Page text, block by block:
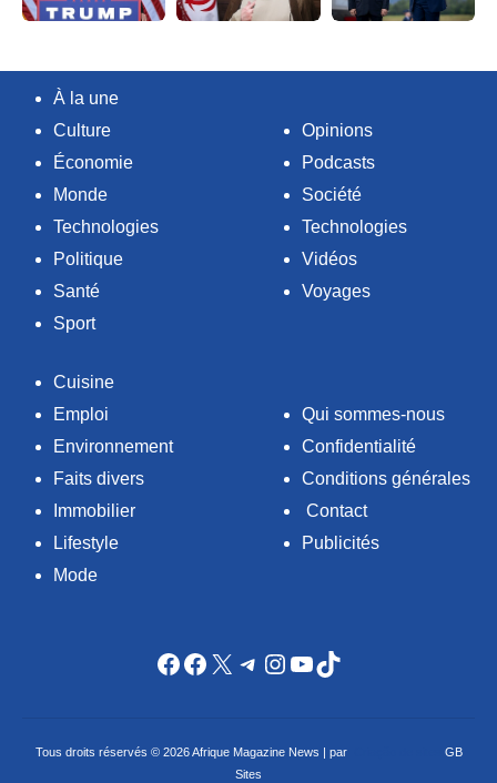
À la une
Culture
Économie
Monde
Technologies
Politique
Santé
Sport
Opinions
Podcasts
Société
Technologies
Vidéos
Voyages
Cuisine
Emploi
Environnement
Faits divers
Immobilier
Lifestyle
Mode
Qui sommes-nous
Confidentialité
Conditions générales
Contact
Publicités
Facebook
Facebook
X Telegram
Instagram
YouTube
TikTok
Tous droits réservés © 2026 Afrique Magazine News | par
GB
Sites